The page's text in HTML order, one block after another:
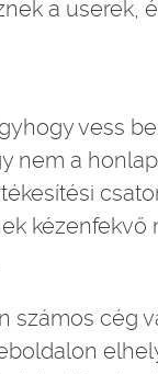
a userek,
vess
nem a
számos cég